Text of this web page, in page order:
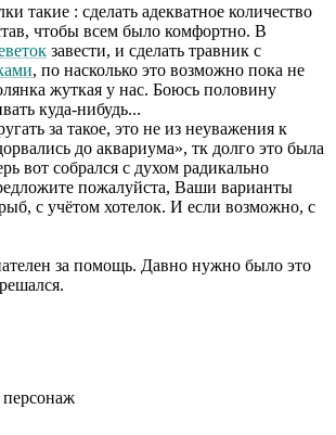
такие : сделать адекватное количество
чтобы всем было комфортно. В
завести, и сделать травник с
, по насколько это возможно пока не
жуткая у нас. Боюсь половину
куда-нибудь...
за такое, это не из неуважения к
до аквариума», тк долго это была
вот собрался с духом радикально
пожалуйста, Ваши варианты
с учётом хотелок. И если возможно, с
за помощь. Давно нужно было это